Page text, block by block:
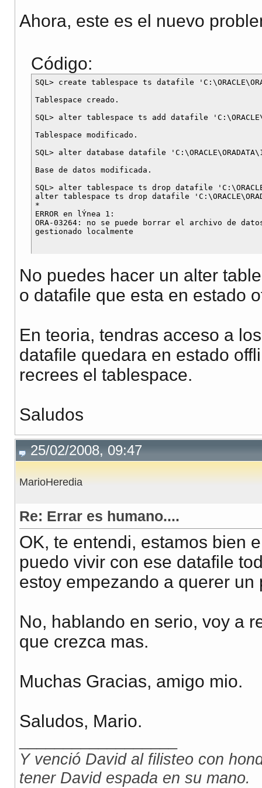
Ahora, este es el nuevo
Código:
SQL> create tablespace ts datafile
Tablespace creado.
SQL> alter tablespace ts add datafile
Tablespace modificado.
SQL> alter database datafile
Base de datos modificada.
SQL> alter tablespace ts drop datafile
alter tablespace ts drop datafile
*
ERROR en lÝnea 1:
ORA-03264: no se puede borrar el archivo de
No puedes hacer un alter
o datafile que esta en estado
En teoria, tendras acceso a
datafile quedara en estado
recrees el tablespace.
Saludos
25/02/2008, 09:47
MarioHeredia
Re: Errar es humano....
OK, te entendi, estamos bien
puedo vivir con ese datafile
estoy empezando a querer un
No, hablando en serio, voy a
que crezca mas.
Muchas Gracias, amigo mio.
Saludos, Mario.
Y venció David al filisteo con
tener David espada en su mano.